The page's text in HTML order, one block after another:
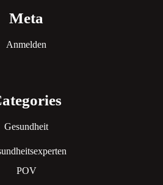
Meta
Anmelden
Gesundheit
POV